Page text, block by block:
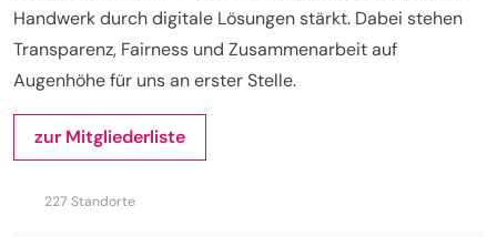
Handwerk durch digitale Lösungen stärkt. Dabei stehen
Transparenz, Fairness und Zusammenarbeit auf
Augenhöhe für uns an erster Stelle.
zur Mitgliederliste
227 Standorte